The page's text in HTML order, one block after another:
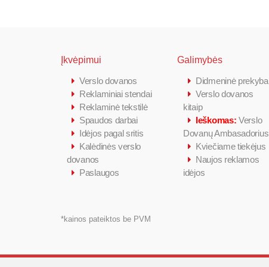
Įkvėpimui
Verslo dovanos
Reklaminiai stendai
Reklaminė tekstilė
Spaudos darbai
Idėjos pagal sritis
Kalėdinės verslo
dovanos
Paslaugos
*kainos pateiktos be PVM
Galimybės
Didmeninė prekyba
Verslo dovanos
kitaip
Ieškomas: Verslo
Dovanų Ambasadorius
Kviečiame tiekėjus
Naujos reklamos
idėjos